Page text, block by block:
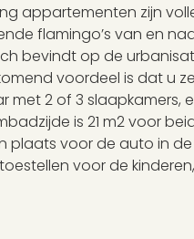
appartementen zijn
flamingo’s van en
bevindt op de
voordeel is dat u
2 of 3 slaapkamers,
is 21 m2 voor
plaats voor de auto in
voor de